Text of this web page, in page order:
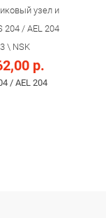
узел и
204 / AEL 204
\ NSK
р.
/ AEL 204